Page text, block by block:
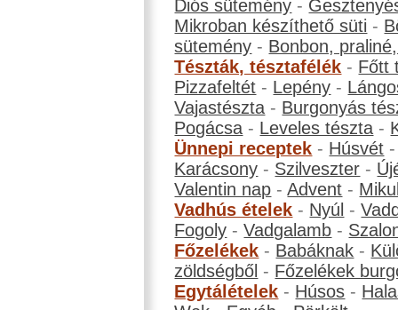
Diós sütemény -
Mikroban készíthető süti -
sütemény - Bonbon,
Tészták, tésztafélék - Főtt
Pizzafeltét - Lepény -
Vajastészta - Burgonyás
Pogácsa - Leveles tészta -
Ünnepi receptek - Húsvét
Karácsony - Szilveszter -
Valentin nap -Advent -
Vadhús ételek - Nyúl -
Fogoly -Vadgalamb -
Főzelékek - Babáknak -
zöldségből - Főzelékek
Egytálételek - Húsos -